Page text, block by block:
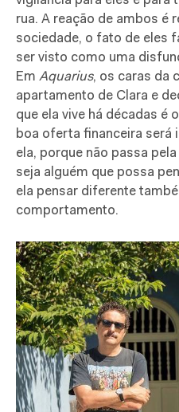
rua. A reação de ambos é
sociedade, o fato de eles
ser visto como uma
Em Aquarius, os caras da
apartamento de Clara e
que ela vive há décadas é
boa oferta financeira será
ela, porque não passa
seja alguém que possa
ela pensar diferente
comportamento.